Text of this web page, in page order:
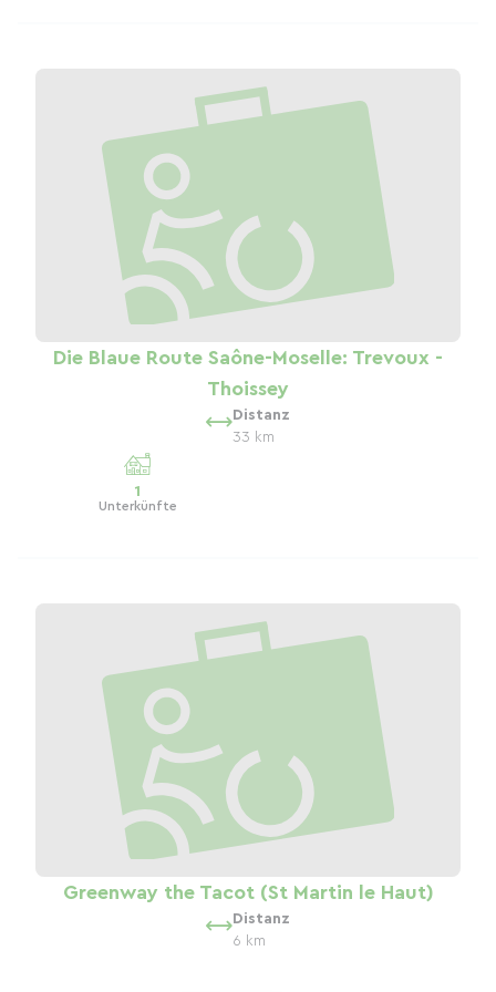
Die Blaue Route Saône-Moselle: Trevoux -
Thoissey
Distanz
33 km
1
Unterkünfte
Greenway the Tacot (St Martin le Haut)
Distanz
6 km